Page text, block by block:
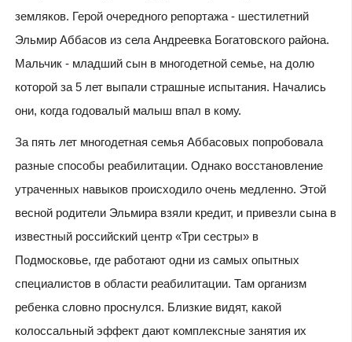
земляков. Герой очередного репортажа - шестилетний
Эльмир Аббасов из села Андреевка Богатовского района.
Мальчик - младший сын в многодетной семье, на долю
которой за 5 лет выпали страшные испытания. Начались
они, когда годовалый малыш впал в кому.
За пять лет многодетная семья Аббасовых попробовала
разные способы реабилитации. Однако восстановление
утраченных навыков происходило очень медленно. Этой
весной родители Эльмира взяли кредит, и привезли сына в
известный российский центр «Три сестры» в
Подмосковье, где работают одни из самых опытных
специалистов в области реабилитации. Там организм
ребенка словно проснулся. Близкие видят, какой
колоссальный эффект дают комплексные занятия их